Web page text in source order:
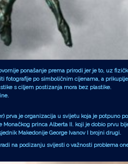
ponašanje prema prirodi jer je to, uz
fotografije po simboličnim cijenama, a
s ciljem postizanja mora bez plastike.
prva je organizacija u svijetu koja je potpuno
Monačkog princa Alberta II. koji je dobio prvu
Makedonije George Ivanov I brojni drugi.
na podizanju svijesti o važnosti problema